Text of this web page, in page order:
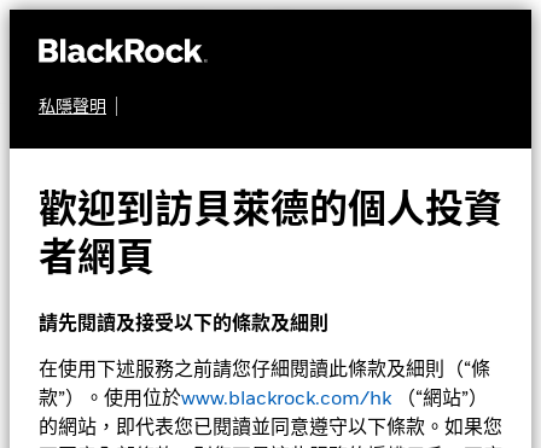
私隱聲明
歡迎到訪貝萊德的個人投資
者網頁
請先閱讀及接受以下的條款及細則
在使用下述服務之前請您仔細閱讀此條款及細則（“條
款”）。使用位於www.blackrock.com/hk （“網站”）
的網站，即代表您已閱讀並同意遵守以下條款。如果您
定息收益
貝萊德新興市場本地貨幣
債券基金